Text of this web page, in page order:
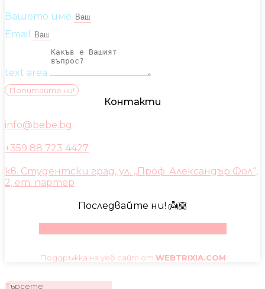
Вашето име
Email
text area
Попитайте ни!
Контакти
info@bebe.bg
+359 88 723 4427
кв. Студентски град, ул. „Проф. Александър Фол“,
2, ет. партер
Последвайте ни! 👼🏼
Поддръжка на уеб сайт от WEBTRIXIA.COM